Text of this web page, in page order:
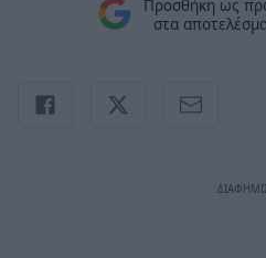
Προσθήκη ως
στα